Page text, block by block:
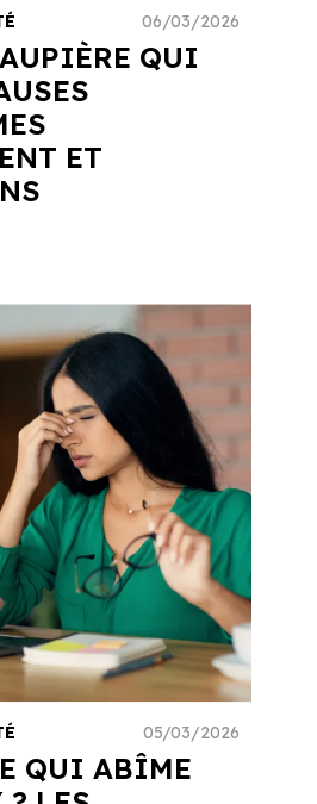
QUI
ET
06/03/2026
QUI ABÎME
05/03/2026